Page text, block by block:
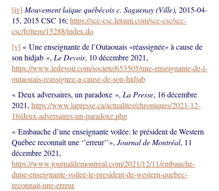
[iv] Mouvement laïque québécois c. Saguenay (Ville), 2015-04-
15, 2015 CSC 16;https://scc-csc.lexum.com/scc-csc/scc-
csc/fr/item/15288/index.do
[v] « Une enseignante de l’Outaouais «réassignée» à cause de
son hidjab », Le Devoir, 10 décembre 2021,
https://www.ledevoir.com/societe/653505/une-enseignante-de-l-
outaouais-reassignee-a-cause-de-son-hidjab
« Deux adversaires, un paradoxe », La Presse, 16 décembre
2021,https://www.lapresse.ca/actualites/chroniques/2021-12-
16/deux-adversaires-un-paradoxe.php
« Embauche d’une enseignante voilée: le président de Western
Québec reconnaît une ‘’erreur’’»,Journal de Montréal, 11
décembre 2021,
https://www.journaldemontreal.com/2021/12/11/embauche-
dune-enseignante-voilee-le-president-de-western-quebec-
reconnait-une-erreur